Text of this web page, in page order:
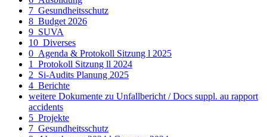
7_Gesundheitsschutz
8_Budget 2026
9_SUVA
10_Diverses
0_Agenda & Protokoll Sitzung l 2025
1_Protokoll Sitzung ll 2024
2_Si-Audits Planung 2025
4_Berichte
weitere Dokumente zu Unfallbericht / Docs suppl. au rapport
accidents
5_Projekte
7_Gesundheitsschutz